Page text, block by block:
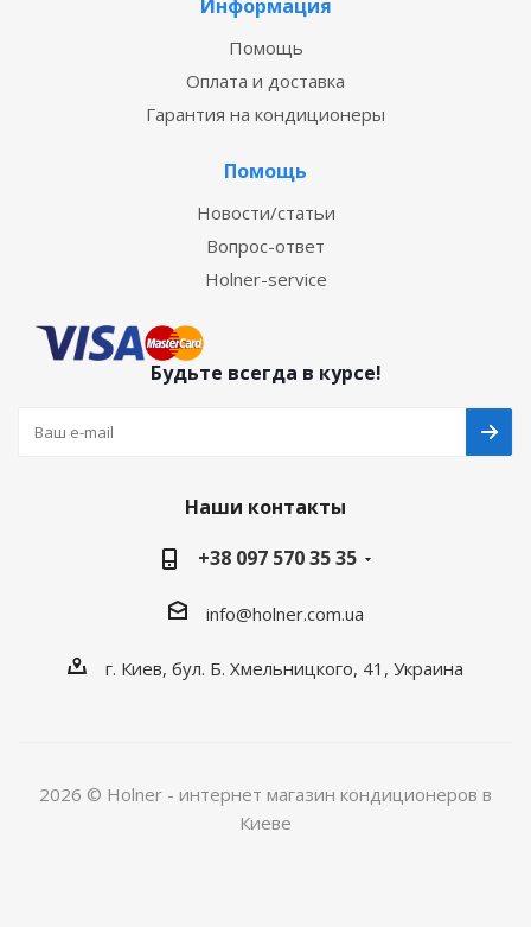
Информация
Помощь
Оплата и доставка
Гарантия на кондиционеры
Помощь
Новости/статьи
Вопрос-ответ
Holner-service
Будьте всегда в курсе!
Наши контакты
+38 097 570 35 35
info@holner.com.ua
г. Киев, бул. Б. Хмельницкого, 41, Украина
2026 © Holner - интернет магазин кондиционеров в
Киеве